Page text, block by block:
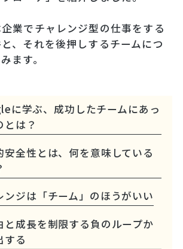
業でチャレンジ型の仕事をする
、それを後押しするチームにつ
ます。
に学ぶ、成功したチームにあっ
とは？
安全性とは、何を意味している
ンジは「チーム」のほうがいい
成長を制限する負のループか
する